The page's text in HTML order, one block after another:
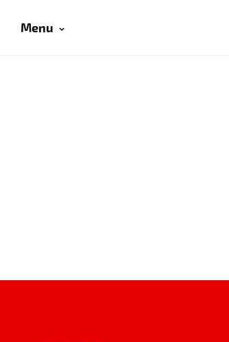
Menu